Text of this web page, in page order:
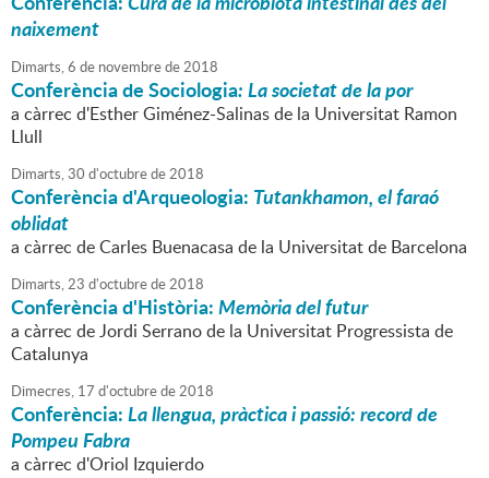
naixement
Dimarts,6 de novembrede2018
Conferència de Sociologia: La societat de la por
a càrrec d'Esther Giménez-Salinas de la Universitat Ramon
Llull
Dimarts,30 d'octubrede2018
Conferència d'Arqueologia: Tutankhamon, el faraó
oblidat
a càrrec de Carles Buenacasa de la Universitat de Barcelona
Dimarts,23 d'octubrede2018
Conferència d'Història:Memòria del futur
a càrrec de Jordi Serrano de la Universitat Progressista de
Catalunya
Dimecres, 17 d'octubrede2018
Conferència:La llengua, pràctica i passió: record de
Pompeu Fabra
a càrrec d'Oriol Izquierdo